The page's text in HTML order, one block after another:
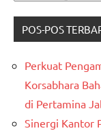
POS-POS
Perkuat
Korsabhara
di Pertamina
Sinergi Kantor